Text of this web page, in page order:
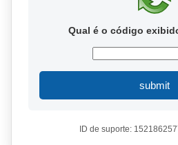
Qual é o código
submit
ID de suporte: